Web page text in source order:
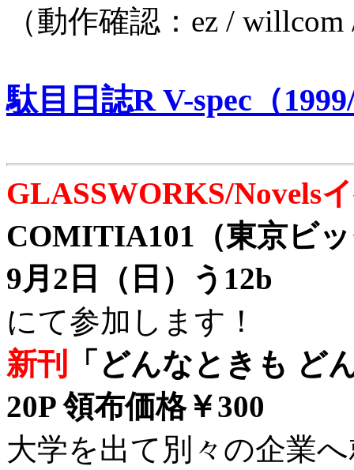
（動作確認：ez /
駄目日誌R V-spec（
GLASSWORKS/Novels
COMITIA101（東京ビ
9月2日（日）う12b
にて参加します！
新刊
「どんなときも ど
20P 領布価格￥300
大学を出て別々の企業